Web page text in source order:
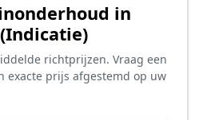
in
richtprijzen. Vraag een
exacte prijs afgestemd op uw